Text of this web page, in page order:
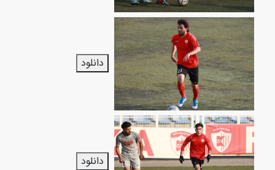
دانلود
دانلود